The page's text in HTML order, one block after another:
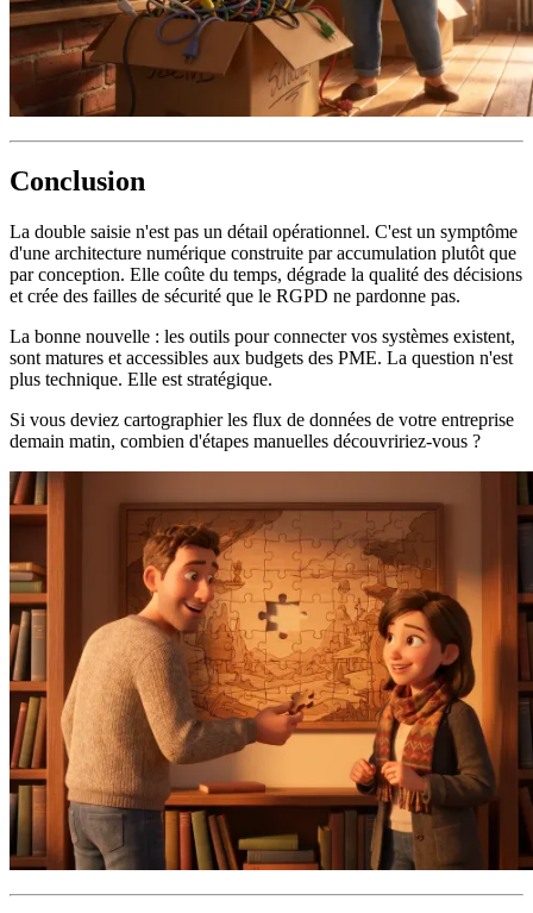
Conclusion
La double saisie n'est pas un détail opérationnel. C'est un symptôme
d'une architecture numérique construite par accumulation plutôt que
par conception. Elle coûte du temps, dégrade la qualité des décisions
et crée des failles de sécurité que le RGPD ne pardonne pas.
La bonne nouvelle : les outils pour connecter vos systèmes existent,
sont matures et accessibles aux budgets des PME. La question n'est
plus technique. Elle est stratégique.
Si vous deviez cartographier les flux de données de votre entreprise
demain matin, combien d'étapes manuelles découvririez-vous ?